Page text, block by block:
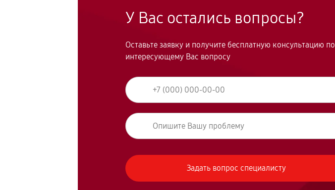
У Вас остались вопросы?
Оставьте заявку и получите бесплатную консультацию по
интересующему Вас вопросу